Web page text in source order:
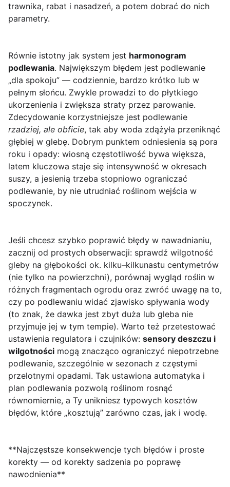
trawnika, rabat i nasadzeń, a potem dobrać do nich
parametry.
Równie istotny jak system jest harmonogram
podlewania. Największym błędem jest podlewanie
„dla spokoju” — codziennie, bardzo krótko lub w
pełnym słońcu. Zwykle prowadzi to do płytkiego
ukorzenienia i zwiększa straty przez parowanie.
Zdecydowanie korzystniejsze jest podlewanie
rzadziej, ale obficie, tak aby woda zdążyła przeniknąć
głębiej w glebę. Dobrym punktem odniesienia są pora
roku i opady: wiosną częstotliwość bywa większa,
latem kluczowa staje się intensywność w okresach
suszy, a jesienią trzeba stopniowo ograniczać
podlewanie, by nie utrudniać roślinom wejścia w
spoczynek.
Jeśli chcesz szybko poprawić błędy w nawadnianiu,
zacznij od prostych obserwacji: sprawdź wilgotność
gleby na głębokości ok. kilku–kilkunastu centymetrów
(nie tylko na powierzchni), porównaj wygląd roślin w
różnych fragmentach ogrodu oraz zwróć uwagę na to,
czy po podlewaniu widać zjawisko spływania wody
(to znak, że dawka jest zbyt duża lub gleba nie
przyjmuje jej w tym tempie). Warto też przetestować
ustawienia regulatora i czujników: sensory deszczu i
wilgotności mogą znacząco ograniczyć niepotrzebne
podlewanie, szczególnie w sezonach z częstymi
przelotnymi opadami. Tak ustawiona automatyka i
plan podlewania pozwolą roślinom rosnąć
równomiernie, a Ty unikniesz typowych kosztów
błędów, które „kosztują” zarówno czas, jak i wodę.
**Najczęstsze konsekwencje tych błędów i proste
korekty — od korekty sadzenia po poprawę
nawodnienia**